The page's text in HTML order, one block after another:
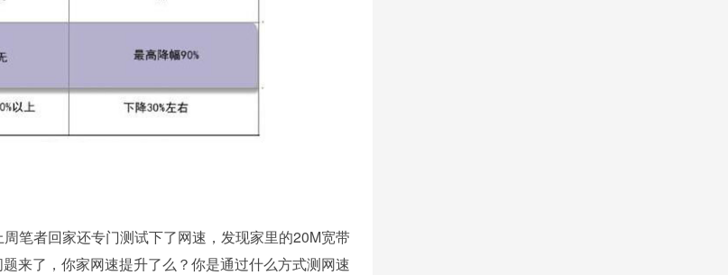
笔者回家还专门测试下了网速，发现家里的20M宽带
来了，你家网速提升了么？你是通过什么方式测网速